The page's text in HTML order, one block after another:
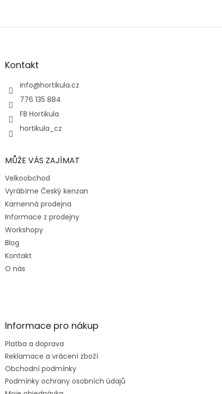
Z
aKontakt
info@hortikula.cz
776 135 884
FB Hortikula
hortikula_cz
MŮŽE VÁS ZAJÍMAT
Velkoobchod
Vyrábíme Český kenzan
Kamenná prodejna
Informace z prodejny
Workshopy
Blog
Kontakt
O nás
Informace pro nákup
Platba a doprava
Reklamace a vrácení zboží
Obchodní podmínky
Podmínky ochrany osobních údajů